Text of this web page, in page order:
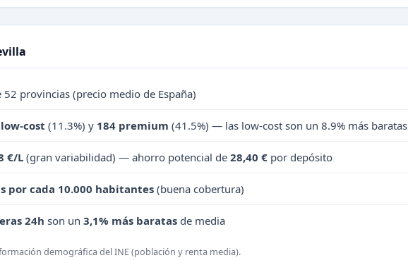
52 provincias (precio medio de España)
cost (11.3%) y 184 premium (41.5%) — las low-cost son un 8.9% más baratas
€/L (gran variabilidad) — ahorro potencial de 28,40 € por depósito
por cada 10.000 habitantes (buena cobertura)
24h son un 3,1% más baratas de media
demográfica del INE (población y renta media).